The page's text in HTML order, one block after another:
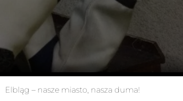
Elbląg – nasze miasto, nasza duma!